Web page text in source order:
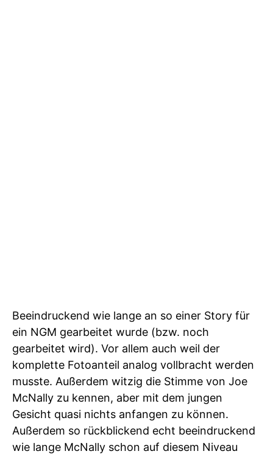
Beeindruckend wie lange an so einer Story für
ein NGM gearbeitet wurde (bzw. noch
gearbeitet wird). Vor allem auch weil der
komplette Fotoanteil analog vollbracht werden
musste. Außerdem witzig die Stimme von Joe
McNally zu kennen, aber mit dem jungen
Gesicht quasi nichts anfangen zu können.
Außerdem so rückblickend echt beeindruckend
wie lange McNally schon auf diesem Niveau